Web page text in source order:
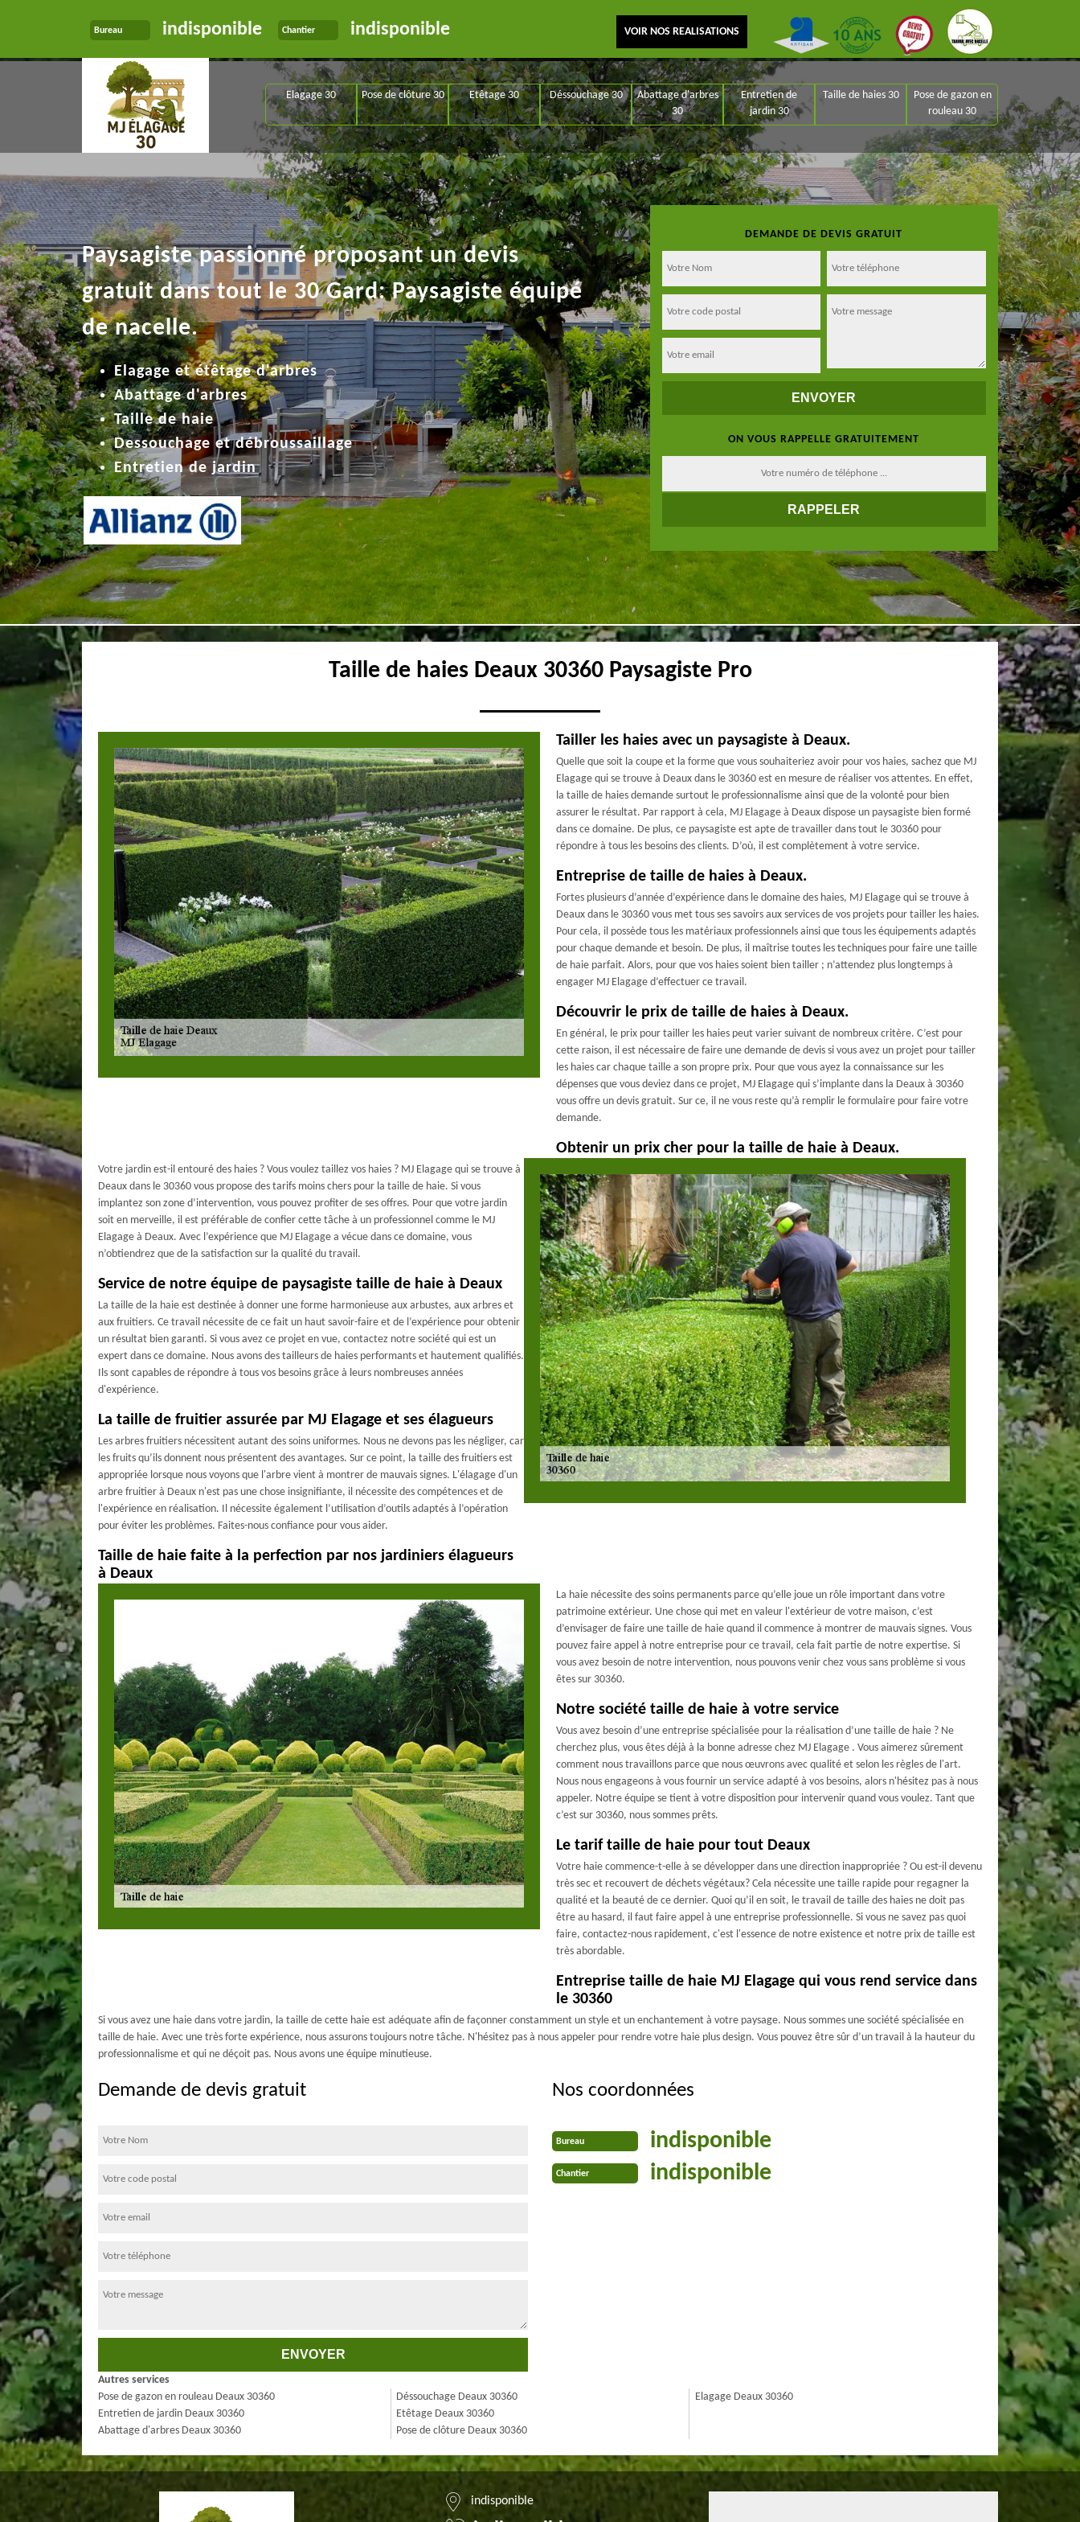
Bureau indisponible Chantier indisponible VOIR NOS REALISATIONS
Elagage 30 Pose de clôture 30 Etêtage 30 Déssouchage 30
Abattage d'arbres
30
Entretien de
jardin 30
Taille de haies 30
Pose de gazon en
rouleau 30
DEMANDE DE DEVIS GRATUIT
ON VOUS RAPPELLE GRATUITEMENT
Paysagiste passionné proposant un devis
gratuit dans tout le 30 Gard: Paysagiste équipé
de nacelle.
Elagage et étêtage d'arbres
Abattage d'arbres
Taille de haie
Dessouchage et débroussaillage
Entretien de jardin
Taille de haies Deaux 30360 Paysagiste Pro
Tailler les haies avec un paysagiste à Deaux.
Quelle que soit la coupe et la forme que vous souhaiteriez avoir pour vos haies, sachez que MJ
Elagage qui se trouve à Deaux dans le 30360 est en mesure de réaliser vos attentes. En effet,
la taille de haies demande surtout le professionnalisme ainsi que de la volonté pour bien
assurer le résultat. Par rapport à cela, MJ Elagage à Deaux dispose un paysagiste bien formé
dans ce domaine. De plus, ce paysagiste est apte de travailler dans tout le 30360 pour
répondre à tous les besoins des clients. D’où, il est complètement à votre service.
Entreprise de taille de haies à Deaux.
Fortes plusieurs d’année d’expérience dans le domaine des haies, MJ Elagage qui se trouve à
Deaux dans le 30360 vous met tous ses savoirs aux services de vos projets pour tailler les haies.
Pour cela, il possède tous les matériaux professionnels ainsi que tous les équipements adaptés
pour chaque demande et besoin. De plus, il maîtrise toutes les techniques pour faire une taille
de haie parfait. Alors, pour que vos haies soient bien tailler ; n’attendez plus longtemps à
engager MJ Elagage d’effectuer ce travail.
Découvrir le prix de taille de haies à Deaux.
En général, le prix pour tailler les haies peut varier suivant de nombreux critère. C’est pour
cette raison, il est nécessaire de faire une demande de devis si vous avez un projet pour tailler
les haies car chaque taille a son propre prix. Pour que vous ayez la connaissance sur les
dépenses que vous deviez dans ce projet, MJ Elagage qui s’implante dans la Deaux à 30360
vous offre un devis gratuit. Sur ce, il ne vous reste qu’à remplir le formulaire pour faire votre
demande.
Obtenir un prix cher pour la taille de haie à Deaux.
Votre jardin est-il entouré des haies ? Vous voulez taillez vos haies ? MJ Elagage qui se trouve à
Deaux dans le 30360 vous propose des tarifs moins chers pour la taille de haie. Si vous
implantez son zone d’intervention, vous pouvez profiter de ses offres. Pour que votre jardin
soit en merveille, il est préférable de confier cette tâche à un professionnel comme le MJ
Elagage à Deaux. Avec l’expérience que MJ Elagage a vécue dans ce domaine, vous
n’obtiendrez que de la satisfaction sur la qualité du travail.
Service de notre équipe de paysagiste taille de haie à Deaux
La taille de la haie est destinée à donner une forme harmonieuse aux arbustes, aux arbres et
aux fruitiers. Ce travail nécessite de ce fait un haut savoir-faire et de l’expérience pour obtenir
un résultat bien garanti. Si vous avez ce projet en vue, contactez notre société qui est un
expert dans ce domaine. Nous avons des tailleurs de haies performants et hautement qualifiés.
Ils sont capables de répondre à tous vos besoins grâce à leurs nombreuses années
d'expérience.
La taille de fruitier assurée par MJ Elagage et ses élagueurs
Les arbres fruitiers nécessitent autant des soins uniformes. Nous ne devons pas les négliger, car
les fruits qu’ils donnent nous présentent des avantages. Sur ce point, la taille des fruitiers est
appropriée lorsque nous voyons que l'arbre vient à montrer de mauvais signes. L'élagage d'un
arbre fruitier à Deaux n'est pas une chose insignifiante, il nécessite des compétences et de
l'expérience en réalisation. Il nécessite également l’utilisation d’outils adaptés à l’opération
pour éviter les problèmes. Faites-nous confiance pour vous aider.
Taille de haie faite à la perfection par nos jardiniers élagueurs
à Deaux
La haie nécessite des soins permanents parce qu’elle joue un rôle important dans votre
patrimoine extérieur. Une chose qui met en valeur l'extérieur de votre maison, c’est
d’envisager de faire une taille de haie quand il commence à montrer de mauvais signes. Vous
pouvez faire appel à notre entreprise pour ce travail, cela fait partie de notre expertise. Si
vous avez besoin de notre intervention, nous pouvons venir chez vous sans problème si vous
êtes sur 30360.
Notre société taille de haie à votre service
Vous avez besoin d’une entreprise spécialisée pour la réalisation d’une taille de haie ? Ne
cherchez plus, vous êtes déjà à la bonne adresse chez MJ Elagage . Vous aimerez sûrement
comment nous travaillons parce que nous œuvrons avec qualité et selon les règles de l'art.
Nous nous engageons à vous fournir un service adapté à vos besoins, alors n'hésitez pas à nous
appeler. Notre équipe se tient à votre disposition pour intervenir quand vous voulez. Tant que
c’est sur 30360, nous sommes prêts.
Le tarif taille de haie pour tout Deaux
Votre haie commence-t-elle à se développer dans une direction inappropriée ? Ou est-il devenu
très sec et recouvert de déchets végétaux? Cela nécessite une taille rapide pour regagner la
qualité et la beauté de ce dernier. Quoi qu’il en soit, le travail de taille des haies ne doit pas
être au hasard, il faut faire appel à une entreprise professionnelle. Si vous ne savez pas quoi
faire, contactez-nous rapidement, c'est l'essence de notre existence et notre prix de taille est
très abordable.
Entreprise taille de haie MJ Elagage qui vous rend service dans
le 30360
Si vous avez une haie dans votre jardin, la taille de cette haie est adéquate afin de façonner constamment un style et un enchantement à votre paysage. Nous sommes une société spécialisée en
taille de haie. Avec une très forte expérience, nous assurons toujours notre tâche. N'hésitez pas à nous appeler pour rendre votre haie plus design. Vous pouvez être sûr d’un travail à la hauteur du
professionnalisme et qui ne déçoit pas. Nous avons une équipe minutieuse.
Demande de devis gratuit Nos coordonnées
Bureau indisponible
Chantier indisponible
Autres services
Pose de gazon en rouleau Deaux 30360
Entretien de jardin Deaux 30360
Abattage d'arbres Deaux 30360
Déssouchage Deaux 30360
Etêtage Deaux 30360
Pose de clôture Deaux 30360
Elagage Deaux 30360
indisponible